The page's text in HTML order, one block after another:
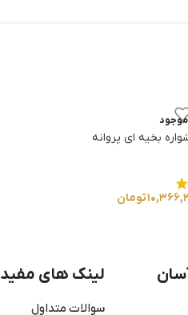
بخیه ای پروانه
تومان
لینک های مفید
سوالات متداول